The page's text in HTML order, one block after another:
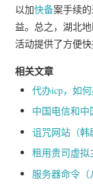
以加快备案手续
益。总之，湖北
活动提供了方便
相关文章
代办icp，如
中国电信和
诅咒网站（韩
租用贵司虚拟
服务器命令（